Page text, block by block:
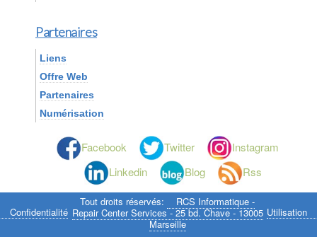
Partenaires
Liens
Offre Web
Partenaires
Numérisation
Facebook Twitter
Instagram
Linkedin
Blog Rss
Confidentialité
Tout droits réservés:
RCS Informatique -
Repair Center Services - 25 bd. Chave - 13005
Marseille
Utilisation